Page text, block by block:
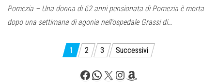
Pomezia – Una donna di 62 anni pensionata di Pomezia è morta
dopo una settimana di agonia nell’ospedale Grassi di…
Paginazione
1 2 3 Successivi
Facebook
WhatsApp
X Instagram
Amazon